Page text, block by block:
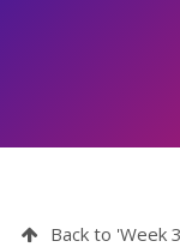
Back to 'Week